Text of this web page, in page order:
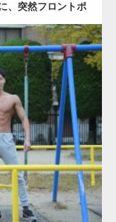
、突然フロントポ
ッチョ) 腹筋 大胸筋